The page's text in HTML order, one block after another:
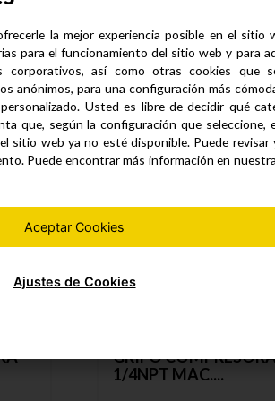
similares
GRIFO
1/4NPT MAC....
la mejor experiencia posible en el sitio
para el funcionamiento del sitio web y para
corporativos, así como otras cookies que
anónimos, para una configuración más
Usted es libre de decidir qué
que, según la configuración que seleccione,
sitio web ya no esté disponible. Puede revisar
Puede encontrar más información en nuestra
Aceptar Cookies
Ajustes de Cookies